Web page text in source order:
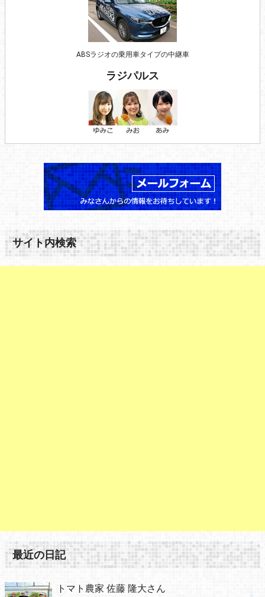
ABSラジオの乗用車タイプの中継車
ラジパルス
サイト内検索
最近の日記
トマト農家 佐藤 隆大さん